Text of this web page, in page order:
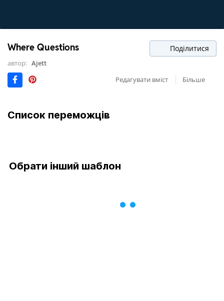
Where Questions Поділитися
автор: Ajett
Редагувати вміст
Більше
Список переможців
Обрати інший шаблон